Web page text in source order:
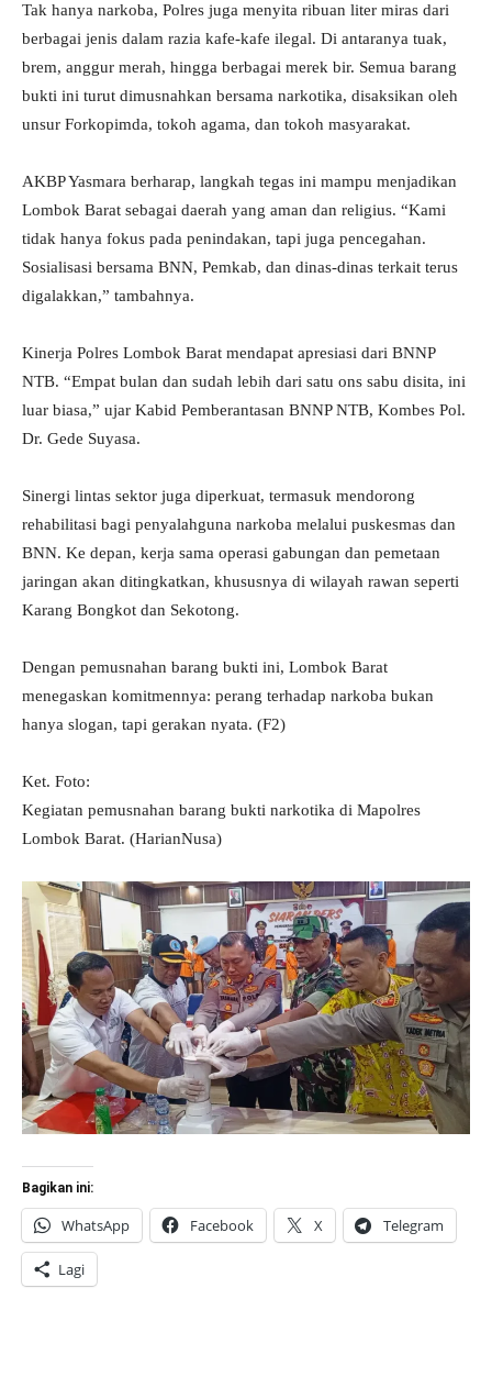
Tak hanya narkoba, Polres juga menyita ribuan liter miras dari
berbagai jenis dalam razia kafe-kafe ilegal. Di antaranya tuak,
brem, anggur merah, hingga berbagai merek bir. Semua barang
bukti ini turut dimusnahkan bersama narkotika, disaksikan oleh
unsur Forkopimda, tokoh agama, dan tokoh masyarakat.
AKBP Yasmara berharap, langkah tegas ini mampu menjadikan
Lombok Barat sebagai daerah yang aman dan religius. “Kami
tidak hanya fokus pada penindakan, tapi juga pencegahan.
Sosialisasi bersama BNN, Pemkab, dan dinas-dinas terkait terus
digalakkan,” tambahnya.
Kinerja Polres Lombok Barat mendapat apresiasi dari BNNP
NTB. “Empat bulan dan sudah lebih dari satu ons sabu disita, ini
luar biasa,” ujar Kabid Pemberantasan BNNP NTB, Kombes Pol.
Dr. Gede Suyasa.
Sinergi lintas sektor juga diperkuat, termasuk mendorong
rehabilitasi bagi penyalahguna narkoba melalui puskesmas dan
BNN. Ke depan, kerja sama operasi gabungan dan pemetaan
jaringan akan ditingkatkan, khususnya di wilayah rawan seperti
Karang Bongkot dan Sekotong.
Dengan pemusnahan barang bukti ini, Lombok Barat
menegaskan komitmennya: perang terhadap narkoba bukan
hanya slogan, tapi gerakan nyata. (F2)
Ket. Foto:
Kegiatan pemusnahan barang bukti narkotika di Mapolres
Lombok Barat. (HarianNusa)
Bagikan ini:
WhatsApp Facebook X Telegram
Lagi